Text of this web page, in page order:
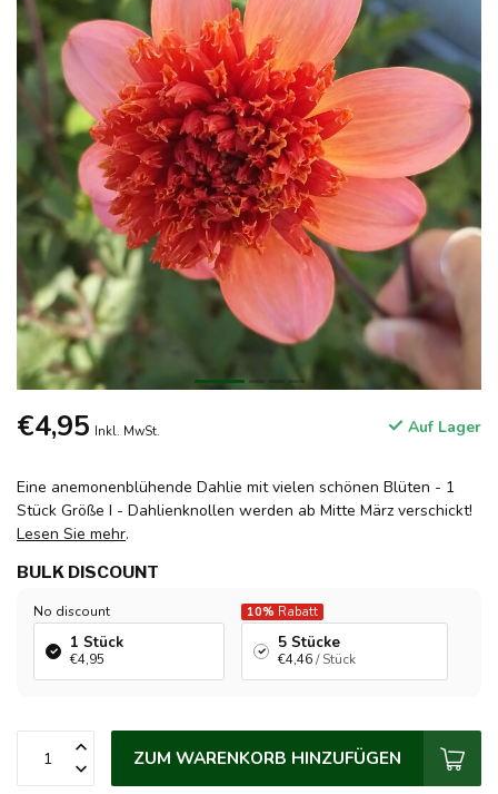
€4,95 Inkl. MwSt. Auf Lager
Eine anemonenblühende Dahlie mit vielen schönen Blüten - 1
Stück Größe I - Dahlienknollen werden ab Mitte März verschickt!
Lesen Sie mehr.
BULK DISCOUNT
No discount
1 Stück
€4,95
10% Rabatt
5 Stücke
€4,46/ Stück
ZUM WARENKORB HINZUFÜGEN